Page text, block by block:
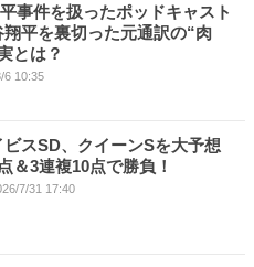
事件を扱ったポッドキャスト
平を裏切った元通訳の“肉
とは？
6 10:35
ビスSD、クイーンSを大予想
＆3連複10点で勝負！
7/31 17:40